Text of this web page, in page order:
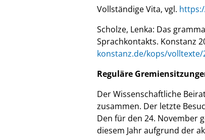
Vollständige Vita, vgl.
Scholze, Lenka: Das
Sprachkontakts. Konstanz
konstanz.de/kops/volltexte/
Reguläre
Der Wissenschaftliche
zusammen. Der letzte
Den für den 24. November
diesem Jahr aufgrund der